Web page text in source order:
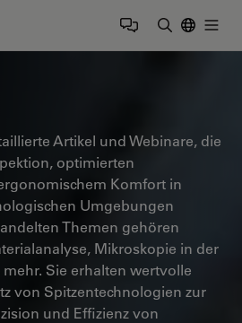
Artikel und Webinare, die
optimierten
Komfort in
Umgebungen
Themen gehören
Mikroskopie in der
Sie erhalten wertvolle
von Spitzentechnologien zur
und Effizienz von